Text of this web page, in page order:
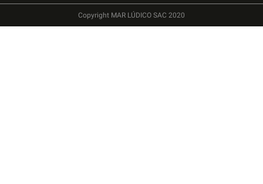
Copyright MAR LÚDICO SAC 2020